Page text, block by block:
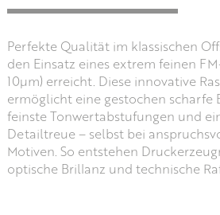
Perfekte Qualität im klassischen
den Einsatz eines extrem feinen
10µm) erreicht. Diese innovative
ermöglicht eine gestochen scharfe
feinste Tonwertabstufungen und
Detailtreue – selbst bei
Motiven. So entstehen
optische Brillanz und technische